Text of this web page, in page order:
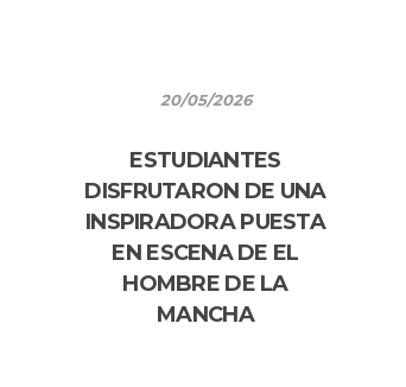
20/05/2026
ESTUDIANTES
DISFRUTARON DE UNA
INSPIRADORA PUESTA
EN ESCENA DE EL
HOMBRE DE LA
MANCHA